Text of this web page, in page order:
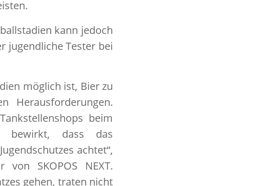
kann jedoch
jugendliche Tester bei
möglich ist, Bier zu
Herausforderungen.
beim
bewirkt, dass das
achtet“,
SKOPOS NEXT.
gehen, traten nicht